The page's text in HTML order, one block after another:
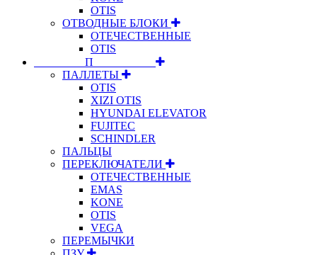
OTIS
ОТВОДНЫЕ БЛОКИ
ОТЕЧЕСТВЕННЫЕ
OTIS
⠀⠀⠀⠀⠀⠀П⠀⠀⠀⠀⠀⠀⠀
ПАЛЛЕТЫ
OTIS
XIZI OTIS
HYUNDAI ELEVATOR
FUJITEC
SCHINDLER
ПАЛЬЦЫ
ПЕРЕКЛЮЧАТЕЛИ
ОТЕЧЕСТВЕННЫЕ
EMAS
KONE
OTIS
VEGA
ПЕРЕМЫЧКИ